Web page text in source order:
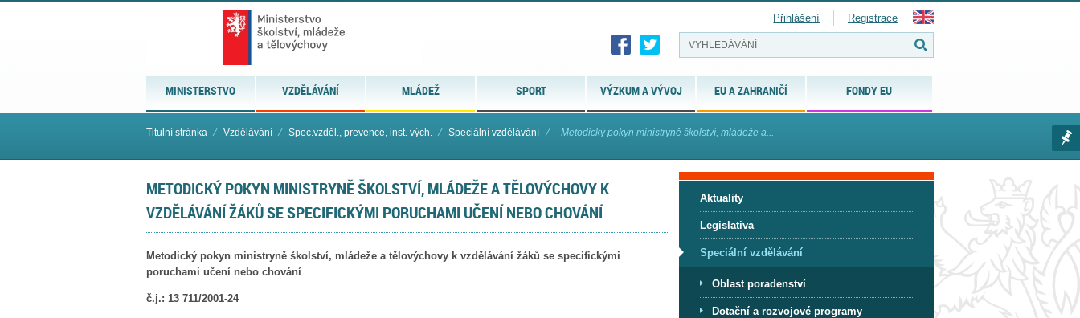
MINISTERSTVO VZDĚLÁVÁNÍ MLÁDEŽ SPORT VÝZKUM A VÝVOJ EU A ZAHRANIČÍ FONDY EU
Přihlášení Registrace
Titulní stránka ⁄ Vzdělávání ⁄ Spec.vzděl., prevence, inst. vých. ⁄ Speciální vzdělávání ⁄ Metodický pokyn ministryně školství, mládeže a...
METODICKÝ POKYN MINISTRYNĚ ŠKOLSTVÍ, MLÁDEŽE A TĚLOVÝCHOVY K
VZDĚLÁVÁNÍ ŽÁKŮ SE SPECIFICKÝMI PORUCHAMI UČENÍ NEBO CHOVÁNÍ
Metodický pokyn ministryně školství, mládeže a tělovýchovy k vzdělávání žáků se specifickými
poruchami učení nebo chování
č.j.: 13 711/2001-24
Aktuality
Legislativa
Speciální vzdělávání
Oblast poradenství
Dotační a rozvojové programy